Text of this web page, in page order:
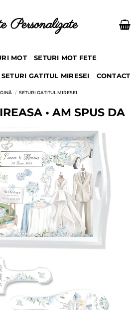
Personalizate
MOT SETURI MOT FETE
SETURI GATITUL MIRESEI CONTACT
/ SETURI GATITUL MIRESEI
• AM SPUS DA